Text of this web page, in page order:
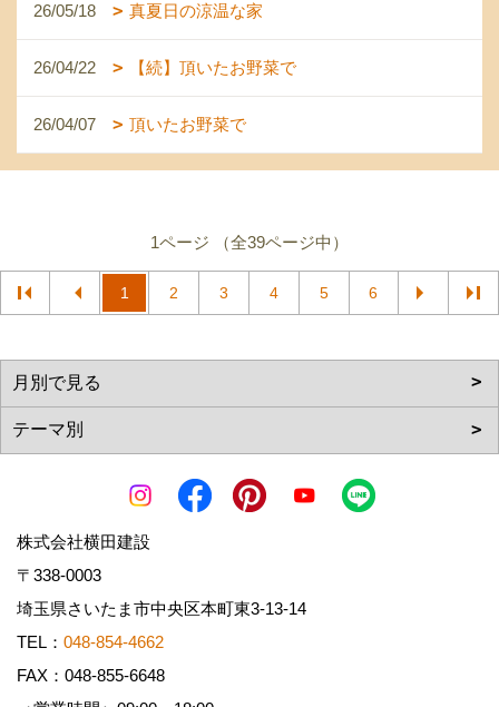
26/05/18 真夏日の涼温な家
26/04/22 【続】頂いたお野菜で
26/04/07 頂いたお野菜で
1ページ （全39ページ中）
1 2 3 4 5 6
株式会社横田建設
〒338-0003
埼玉県さいたま市中央区本町東3-13-14
TEL： 048-854-4662
FAX：048-855-6648